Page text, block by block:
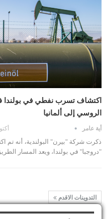
اكتشاف تسرب نفطي في بولندا
الروسي إلى ألمانيا
أية عامر أكتوبر
ذكرت شركة "بيرن" البولندية، أنه
"دروجبا" في بولندا، ويعد المسار
التدوينات الاقدم